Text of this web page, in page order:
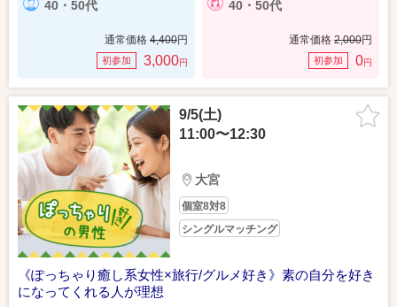
40・50代
通常価格 4,400円
初参加 3,000円
40・50代
通常価格 2,000円
初参加 0円
9/5(土)
11:00〜12:30
大宮
個室8対8
シングルマッチング
《ぽっちゃり癒し系女性×旅行/グルメ好き》素の自分を好き
になってくれる人が理想